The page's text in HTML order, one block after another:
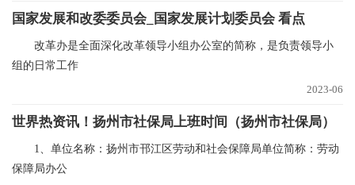
国家发展和改委委员会_国家发展计划委员会 看点
改革办是全面深化改革领导小组办公室的简称，是负责领导小
组的日常工作
2023-06
世界热资讯！扬州市社保局上班时间（扬州市社保局）
1、单位名称：扬州市邗江区劳动和社会保障局单位简称：劳动
保障局办公